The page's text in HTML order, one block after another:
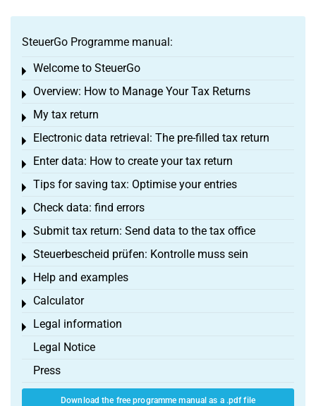
SteuerGo Programme manual:
Welcome to SteuerGo
Toggle menu
Overview: How to Manage Your Tax Returns
Toggle menu
My tax return
Toggle menu
Electronic data retrieval: The pre-filled tax return
Toggle menu
Enter data: How to create your tax return
Toggle menu
Tips for saving tax: Optimise your entries
Toggle menu
Check data: find errors
Toggle menu
Submit tax return: Send data to the tax office
Toggle menu
Steuerbescheid prüfen: Kontrolle muss sein
Toggle menu
Help and examples
Toggle menu
Calculator
Toggle menu
Legal information
Toggle menu
Legal Notice
Press
Download the free programme manual as a .pdf file